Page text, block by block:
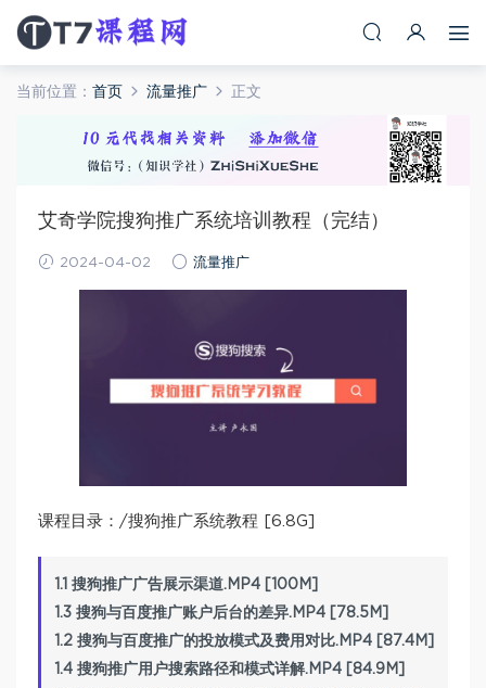
当前位置： 首页 流量推广 正文
艾奇学院搜狗推广系统培训教程（完结）
2024-04-02 流量推广
课程目录：/搜狗推广系统教程 [6.8G]
1.1 搜狗推广广告展示渠道.MP4 [100M]
1.3 搜狗与百度推广账户后台的差异.MP4 [78.5M]
1.2 搜狗与百度推广的投放模式及费用对比.MP4 [87.4M]
1.4 搜狗推广用户搜索路径和模式详解.MP4 [84.9M]